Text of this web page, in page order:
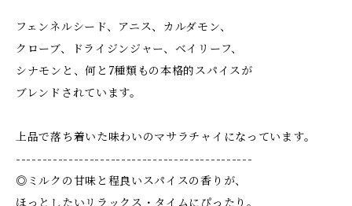
フェンネルシード、アニス、カルダモン、
クローブ、ドライジンジャー、ベイリーフ、
シナモンと、何と7種類もの本格的スパイスが
ブレンドされています。
上品で落ち着いた味わいのマサラチャイになっています。
---------------------------------------------
◎ミルクの甘味と程良いスパイスの香りが、
ほっとしたいリラックス・タイムにぴったり。